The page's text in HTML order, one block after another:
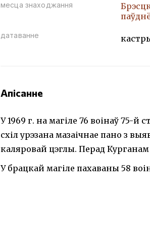
месца знаходжання
датаванне
Апісанне
У 1969 г. на магіле 76 воінаў 75-й
схіл урэзана мазаічнае пано з
каляровай цэглы. Перад
У брацкай магіле пахаваны 58